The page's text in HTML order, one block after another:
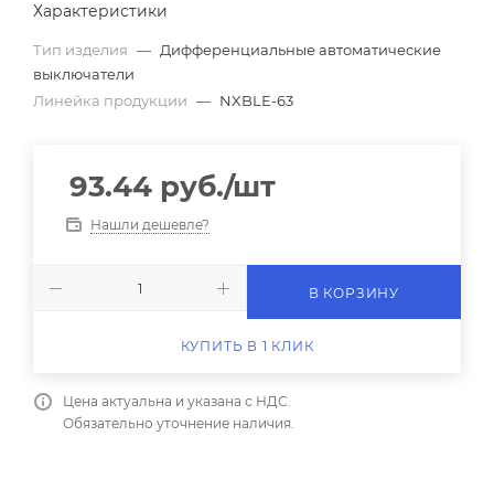
Характеристики
Тип изделия — Дифференциальные автоматические
выключатели
Линейка продукции — NXBLE-63
93.44 руб./шт
Нашли дешевле?
В КОРЗИНУ
КУПИТЬ В 1 КЛИК
Цена актуальна и указана с НДС.
Обязательно уточнение наличия.